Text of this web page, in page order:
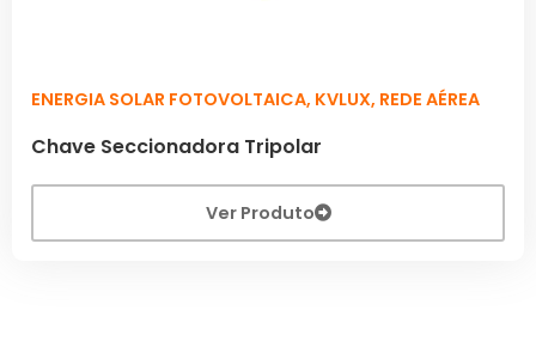
ENERGIA SOLAR FOTOVOLTAICA, KVLUX, REDE AÉREA
Chave Seccionadora Tripolar
Ver Produto